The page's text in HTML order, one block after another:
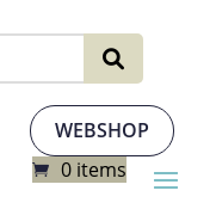
WEBSHOP
0 items